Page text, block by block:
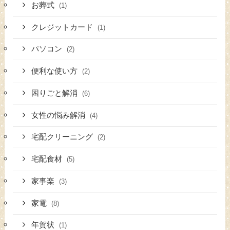
お葬式 (1)
クレジットカード (1)
パソコン (2)
便利な使い方 (2)
困りごと解消 (6)
女性の悩み解消 (4)
宅配クリーニング (2)
宅配食材 (5)
家事楽 (3)
家電 (8)
年賀状 (1)